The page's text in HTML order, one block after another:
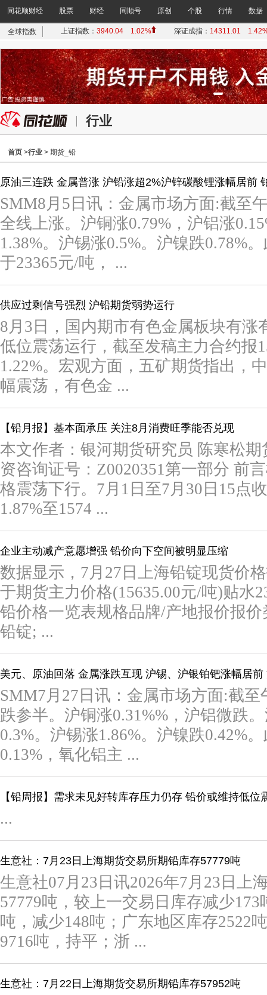
同花顺财经 股票 财经 同顺号 原创 个股 行情 数据
行业
首页 >行业 > 期货_铅
原油三连跌 金属普涨 沪铅涨超2%沪锌碳酸锂涨幅居前
SMM8月5日讯：金属市场方面:截至
全线上涨。沪铜涨0.79%，沪铝涨
1.38%。沪锡涨0.5%。沪镍跌0.78%
于23365元/吨， ...
供应过剩信号强烈 沪铅期货弱势运行
8月3日，国内期市有色金属板块有涨
低位震荡运行，截至发稿主力合约报
1.22%。宏观方面，五矿期货指出，
幅震荡，有色金 ...
【铅月报】基本面承压 关注8月消费旺季能否兑现
本文作者：银河期货研究员 陈寒松期
资咨询证号：Z0020351第一部分 前
格震荡下行。7月1日至7月30日15点
1.87%至1574 ...
企业主动减产意愿增强 铅价向下空间被明显压缩
数据显示，7月27日上海铅锭现货价
于期货主力价格(15635.00元/吨)贴水
铅价格一览表规格品牌/产地报价报
铅锭; ...
美元、原油回落 金属涨跌互现 沪锡、沪银铂钯涨幅居
SMM7月27日讯：金属市场方面:截
跌参半。沪铜涨0.31%%，沪铝微跌
0.3%。沪锡涨1.86%。沪镍跌0.42%
0.13%，氧化铝主 ...
【铅周报】需求未见好转库存压力仍存 铅价或维持低位
...
生意社：7月23日上海期货交易所期铅库存57779吨
生意社07月23日讯2026年7月23日上
57779吨，较上一交易日库存减少
吨，减少148吨；广东地区库存2522
9716吨，持平；浙 ...
生意社：7月22日上海期货交易所期铅库存57952吨